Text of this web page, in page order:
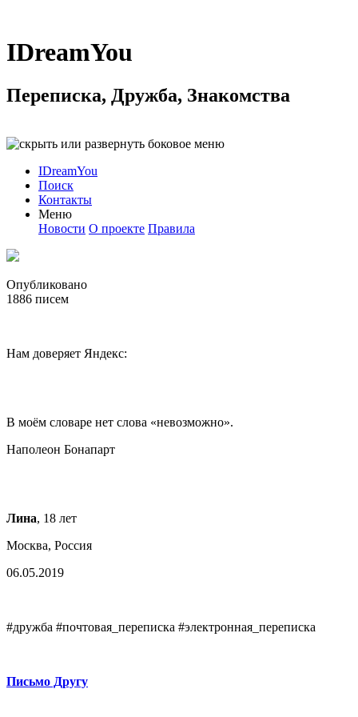
IDreamYou
Переписка, Дружба, Знакомства
IDreamYou
Поиск
Контакты
Меню
Новости О проекте Правила
Опубликовано
1886 писем
Нам доверяет Яндекс:
В моём словаре нет слова «невозможно».
Наполеон Бонапарт
Лина, 18 лет
Москва, Россия
06.05.2019
#дружба #почтовая_переписка #электронная_переписка
Письмо Другу